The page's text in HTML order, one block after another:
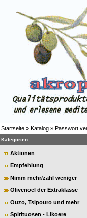
Startseite » Katalog » Passwort
Kategorien
Aktionen
Empfehlung
Nimm mehr/zahl weniger
Olivenoel der Extraklasse
Ouzo, Tsipouro und mehr
Spirituosen - Likoere